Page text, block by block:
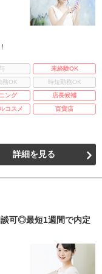
未経験OK
務OK
時短勤務OK
ング
店長候補
コスメ 百貨店
詳細を見る
談可◎最短1週間で内定